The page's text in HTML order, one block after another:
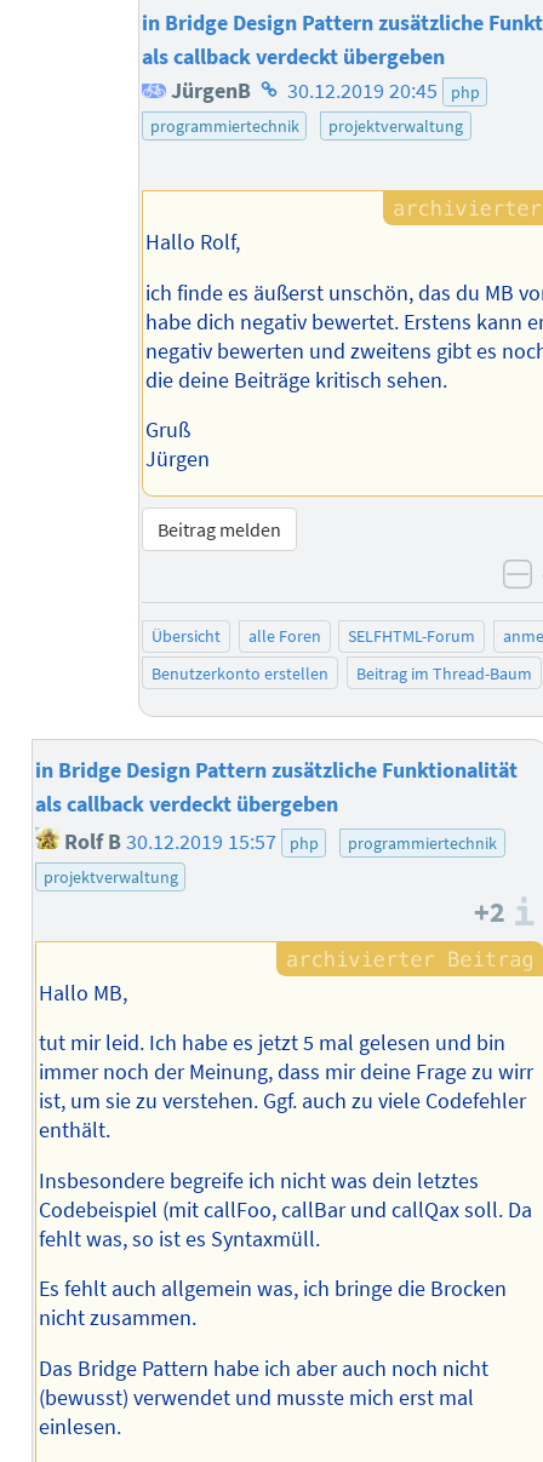
in Bridge Design Pattern zusätzliche
als callback verdeckt übergeben
JürgenB Homepage
des
30.12.2019 20:45
php
programmiertechnik
projektverwaltung
Hallo Rolf,
ich finde es äußerst unschön, das du MB
habe dich negativ bewertet. Erstens kann
negativ bewerten und zweitens gibt es
die deine Beiträge kritisch sehen.
Gruß
Jürgen
Beitrag melden
Übersicht alle Foren SELFHTML-Forum
Benutzerkonto erstellen
Beitrag im Thread-Baum
in Bridge Design Pattern zusätzliche Funktionalität
als callback verdeckt übergeben
Rolf B30.12.2019 15:57 php
programmiertechnik
projektverwaltung
+2
Hallo MB,
tut mir leid. Ich habe es jetzt 5 mal gelesen und bin
immer noch der Meinung, dass mir deine Frage zu wirr
ist, um sie zu verstehen. Ggf. auch zu viele Codefehler
enthält.
Insbesondere begreife ich nicht was dein letztes
Codebeispiel (mit callFoo, callBar und callQax soll. Da
fehlt was, so ist es Syntaxmüll.
Es fehlt auch allgemein was, ich bringe die Brocken
nicht zusammen.
Das Bridge Pattern habe ich aber auch noch nicht
(bewusst) verwendet und musste mich erst mal
einlesen.